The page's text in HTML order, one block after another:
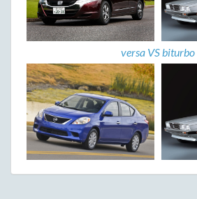
versa VS biturbo